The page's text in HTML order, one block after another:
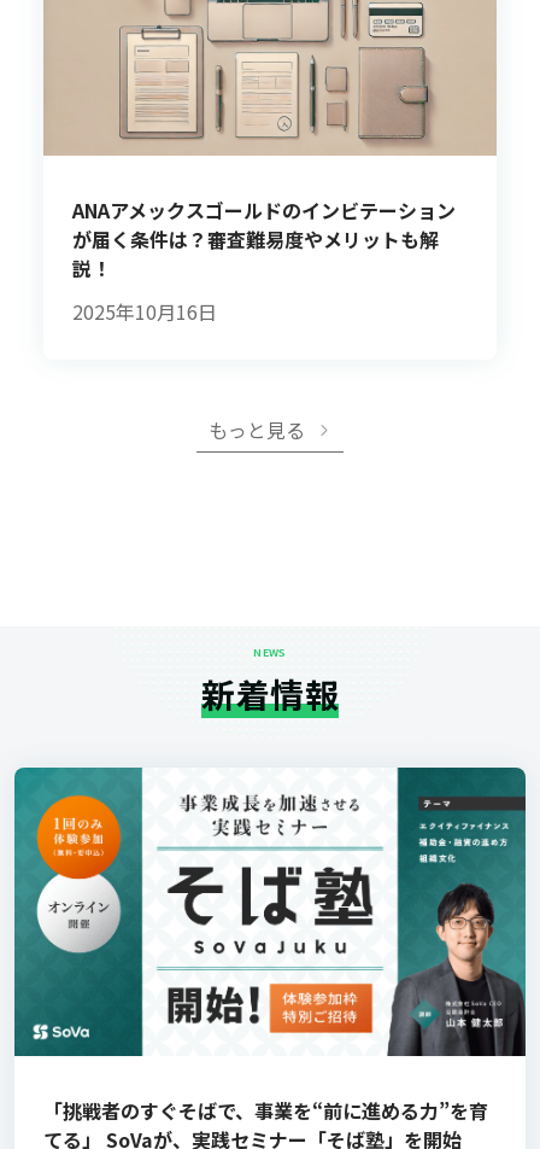
ANAアメックスゴールドのインビテーション
が届く条件は？審査難易度やメリットも解
説！
2025年10月16日
もっと見る
NEWS
新着情報
「挑戦者のすぐそばで、事業を“前に進める力”を育
てる」 SoVaが、実践セミナー「そば塾」を開始